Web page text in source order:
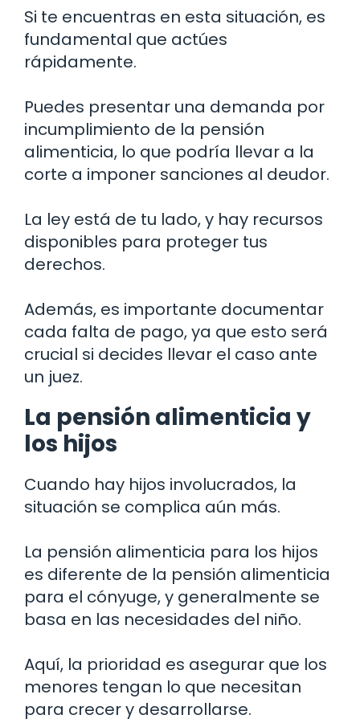
Si te encuentras en esta situación, es
fundamental que actúes
rápidamente.
Puedes presentar una demanda por
incumplimiento de la pensión
alimenticia, lo que podría llevar a la
corte a imponer sanciones al deudor.
La ley está de tu lado, y hay recursos
disponibles para proteger tus
derechos.
Además, es importante documentar
cada falta de pago, ya que esto será
crucial si decides llevar el caso ante
un juez.
La pensión alimenticia y
los hijos
Cuando hay hijos involucrados, la
situación se complica aún más.
La pensión alimenticia para los hijos
es diferente de la pensión alimenticia
para el cónyuge, y generalmente se
basa en las necesidades del niño.
Aquí, la prioridad es asegurar que los
menores tengan lo que necesitan
para crecer y desarrollarse.